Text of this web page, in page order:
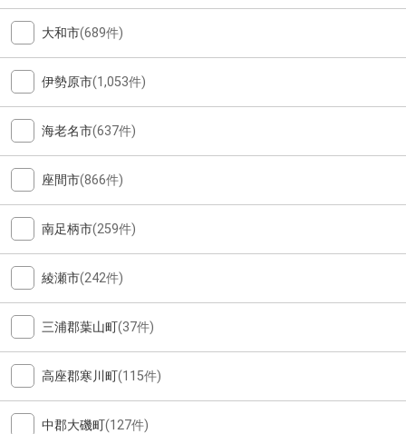
大和市(689件)
伊勢原市(1,053件)
海老名市(637件)
座間市(866件)
南足柄市(259件)
綾瀬市(242件)
三浦郡葉山町(37件)
高座郡寒川町(115件)
中郡大磯町(127件)